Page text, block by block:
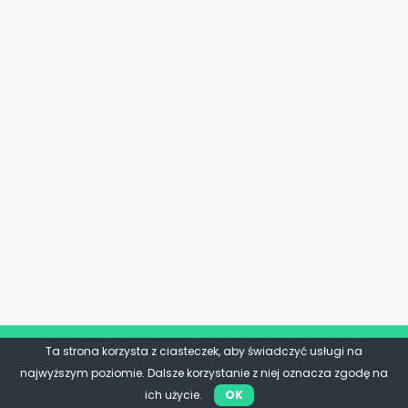
Ta strona korzysta z ciasteczek, aby świadczyć usługi na
najwyższym poziomie. Dalsze korzystanie z niej oznacza zgodę na
ich użycie.
OK